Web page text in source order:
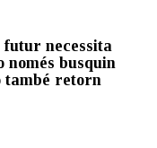
e futur necessita
només busquin
també retorn